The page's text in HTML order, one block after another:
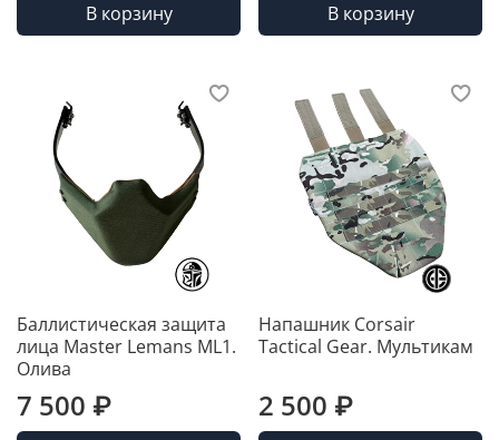
В корзину В корзину
Баллистическая защита
лица Master Lemans ML1.
Олива
7 500 ₽
Напашник Corsair
Tactical Gear. Мультикам
2 500 ₽